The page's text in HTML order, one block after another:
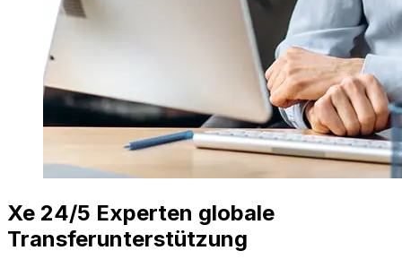
Xe 24/5 Experten globale
Transferunterstützung